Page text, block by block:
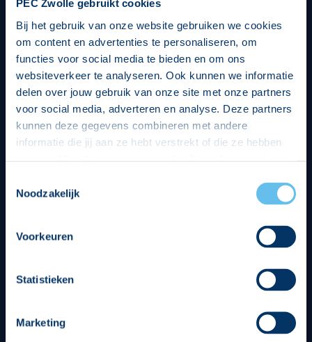
PEC Zwolle gebruikt cookies
Bij het gebruik van onze website gebruiken we cookies
om content en advertenties te personaliseren, om
functies voor social media te bieden en om ons
websiteverkeer te analyseren. Ook kunnen we informatie
delen over jouw gebruik van onze site met onze partners
voor social media, adverteren en analyse. Deze partners
kunnen deze gegevens combineren met andere
informatie die jij aan ze hebt verstrekt of die ze hebben
op een veilige en integere wijze. Je kunt je toestemming
beheren op de privacy- en cookieverklaring pagina.
Noodzakelijk
Voorkeuren
Statistieken
Marketing